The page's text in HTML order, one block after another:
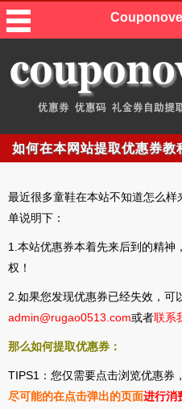
如何在本网站提取优惠券教
最近很多童鞋在本站不知道怎么
单说明下：
1.本站优惠券本着先来后到的精神
权！
2.如果您发现优惠券已经失效，可
admin@rugao0513.com或者联系
那么如何提取优惠券：
TIPS1：您仅需要点击浏览优惠券
尽可能的在点击弹出的页面进行消